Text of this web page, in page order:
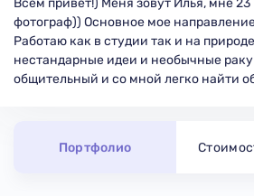
Всем привет!) Меня зовут Илья, мне
фотограф)) Основное мое
Работаю как в студии так и на
нестандарные идеи и необычные
общительный и со мной легко найти
Портфолио